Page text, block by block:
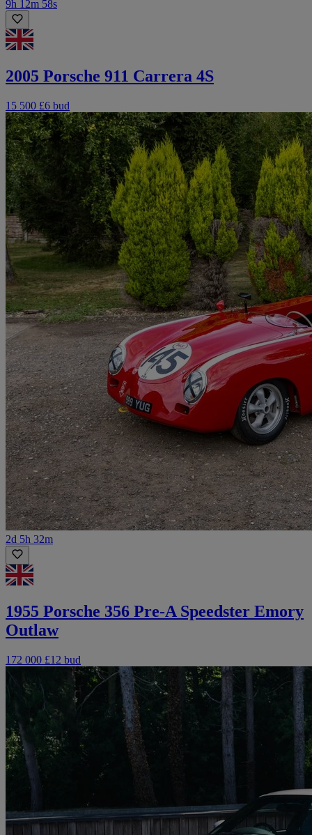
9h 12m 58s
2005 Porsche 911 Carrera 4S
15 500 £6 bud
2d 5h 32m
1955 Porsche 356 Pre-A Speedster Emory
Outlaw
172 000 £12 bud